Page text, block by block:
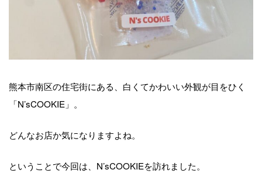
熊本市南区の住宅街にある、白くてかわいい外観が目をひく
「N’sCOOKIE」。
どんなお店か気になりますよね。
ということで今回は、N’sCOOKIEを訪れました。